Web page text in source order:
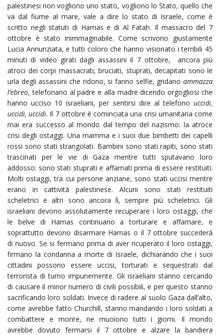
palestinesi non vogliono uno stato, vogliono lo Stato, quello che
va dal fiume al mare, vale a dire lo stato di Israele, come è
scritto negli statuti di Hamas e di Al Fatah. Il massacro del 7
ottobre è stato inimmaginabile. Come scrivono giustamente
Lucia Annunziata, e tutti coloro che hanno visionato i terribili 45
minuti di video girati dagli assassini il 7 ottobre, ancora più
atroci dei corpi massacrati, bruciati, stuprati, decapitati sono le
urla degli assassini che ridono, si fanno selfie, gridano ammazza
l’ebreo, telefonano al padre e alla madre dicendo orgogliosi che
hanno ucciso 10 israeliani, per sentirsi dire al telefono uccidi,
uccidi, uccidi. Il 7 ottobre è cominciata una crisi umanitaria come
mai era successo al mondo dal tempo del nazismo: la atroce
crisi degli ostaggi. Una mamma e i suoi due bimbetti dei capelli
rossi sono stati strangolati. Bambini sono stati rapiti, sono stati
trascinati per le vie di Gaza mentre tutti sputavano loro
addosso: sono stati stuprati e affamati prima di essere restituiti.
Molti ostaggi, tra cui persone anziane, sono stati uccisi mentre
erano in cattività palestinese. Alcuni sono stati restituiti
scheletrici e altri sono ancora lì, sempre più scheletrici. Gli
israeliani devono assolutamente recuperare i loro ostaggi, che
le belve di Hamas continuano a torturare e affamare, e
soprattutto devono disarmare Hamas o il 7 ottobre succederà
di nuovo. Se si fermano prima di aver ricuperato il loro ostaggi,
firmano la condanna a morte di Israele, dichiarando che i suoi
cittadini possono essere uccisi, torturati e sequestrati dal
terrorista di turno impunemente. Gli israeliani stanno cercando
di causare il minor numero di civili possibili, e per questo stanno
sacrificando loro soldati. Invece di radere al suolo Gaza dall’alto,
come avrebbe fatto Churchill, stanno mandando i loro soldati a
combattere e morire, ne muoiono tutti i giorni. Il mondo
avrebbe dovuto fermarsi il 7 ottobre e alzare la bandiera